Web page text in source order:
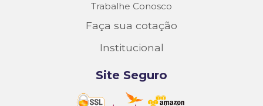
Trabalhe Conosco
Faça sua cotação
Institucional
Site Seguro